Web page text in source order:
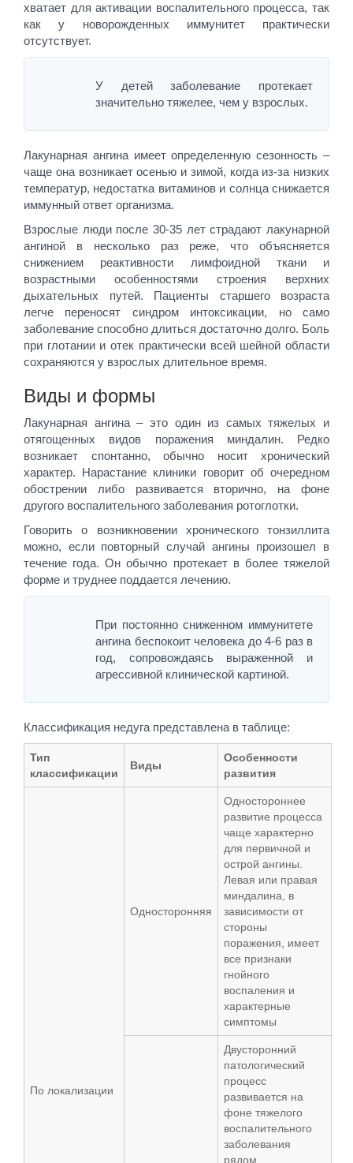
хватает для активации воспалительного процесса, так
как у новорожденных иммунитет практически
отсутствует.
У детей заболевание протекает
значительно тяжелее, чем у взрослых.
Лакунарная ангина имеет определенную сезонность –
чаще она возникает осенью и зимой, когда из-за низких
температур, недостатка витаминов и солнца снижается
иммунный ответ организма.
Взрослые люди после 30-35 лет страдают лакунарной
ангиной в несколько раз реже, что объясняется
снижением реактивности лимфоидной ткани и
возрастными особенностями строения верхних
дыхательных путей. Пациенты старшего возраста
легче переносят синдром интоксикации, но само
заболевание способно длиться достаточно долго. Боль
при глотании и отек практически всей шейной области
сохраняются у взрослых длительное время.
Виды и формы
Лакунарная ангина – это один из самых тяжелых и
отягощенных видов поражения миндалин. Редко
возникает спонтанно, обычно носит хронический
характер. Нарастание клиники говорит об очередном
обострении либо развивается вторично, на фоне
другого воспалительного заболевания ротоглотки.
Говорить о возникновении хронического тонзиллита
можно, если повторный случай ангины произошел в
течение года. Он обычно протекает в более тяжелой
форме и труднее поддается лечению.
При постоянно сниженном иммунитете
ангина беспокоит человека до 4-6 раз в
год, сопровождаясь выраженной и
агрессивной клинической картиной.
Классификация недуга представлена в таблице:
Тип
классификации
Виды
Особенности
развития
По локализации
Односторонняя
Одностороннее
развитие процесса
чаще характерно
для первичной и
острой ангины.
Левая или правая
миндалина, в
зависимости от
стороны
поражения, имеет
все признаки
гнойного
воспаления и
характерные
симптомы
Двусторонний
патологический
процесс
развивается на
фоне тяжелого
воспалительного
заболевания
рядом